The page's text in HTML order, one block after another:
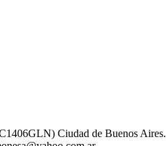
Ciudad de Buenos Aires.